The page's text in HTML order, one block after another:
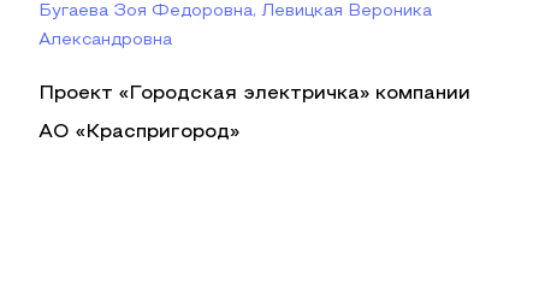
Бугаева Зоя Федоровна, Левицкая Вероника
Александровна
Проект «Городская электричка» компании
АО «Краспригород»